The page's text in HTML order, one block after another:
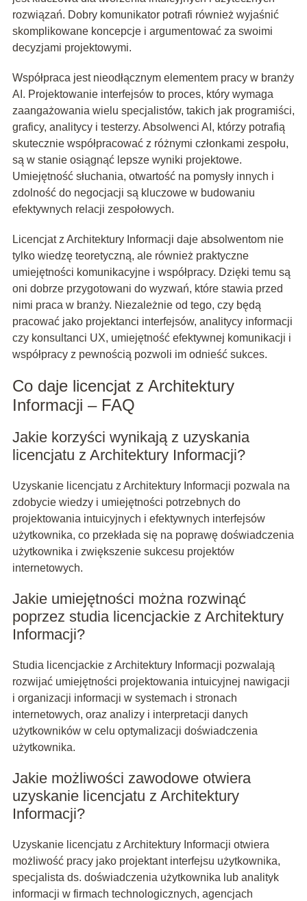
rozwiązań. Dobry komunikator potrafi również wyjaśnić
skomplikowane koncepcje i argumentować za swoimi
decyzjami projektowymi.
Współpraca jest nieodłącznym elementem pracy w branży
AI. Projektowanie interfejsów to proces, który wymaga
zaangażowania wielu specjalistów, takich jak programiści,
graficy, analitycy i testerzy. Absolwenci AI, którzy potrafią
skutecznie współpracować z różnymi członkami zespołu,
są w stanie osiągnąć lepsze wyniki projektowe.
Umiejętność słuchania, otwartość na pomysły innych i
zdolność do negocjacji są kluczowe w budowaniu
efektywnych relacji zespołowych.
Licencjat z Architektury Informacji daje absolwentom nie
tylko wiedzę teoretyczną, ale również praktyczne
umiejętności komunikacyjne i współpracy. Dzięki temu są
oni dobrze przygotowani do wyzwań, które stawia przed
nimi praca w branży. Niezależnie od tego, czy będą
pracować jako projektanci interfejsów, analitycy informacji
czy konsultanci UX, umiejętność efektywnej komunikacji i
współpracy z pewnością pozwoli im odnieść sukces.
Co daje licencjat z Architektury
Informacji – FAQ
Jakie korzyści wynikają z uzyskania
licencjatu z Architektury Informacji?
Uzyskanie licencjatu z Architektury Informacji pozwala na
zdobycie wiedzy i umiejętności potrzebnych do
projektowania intuicyjnych i efektywnych interfejsów
użytkownika, co przekłada się na poprawę doświadczenia
użytkownika i zwiększenie sukcesu projektów
internetowych.
Jakie umiejętności można rozwinąć
poprzez studia licencjackie z Architektury
Informacji?
Studia licencjackie z Architektury Informacji pozwalają
rozwijać umiejętności projektowania intuicyjnej nawigacji
i organizacji informacji w systemach i stronach
internetowych, oraz analizy i interpretacji danych
użytkowników w celu optymalizacji doświadczenia
użytkownika.
Jakie możliwości zawodowe otwiera
uzyskanie licencjatu z Architektury
Informacji?
Uzyskanie licencjatu z Architektury Informacji otwiera
możliwość pracy jako projektant interfejsu użytkownika,
specjalista ds. doświadczenia użytkownika lub analityk
informacji w firmach technologicznych, agencjach